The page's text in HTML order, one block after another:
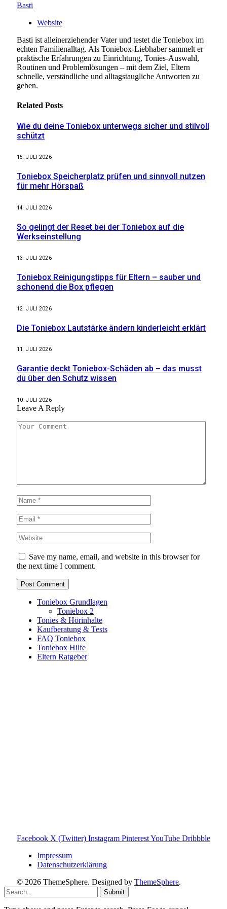
Basti
Website
Basti ist alleinerziehender Vater und testet die Toniebox im
echten Familienalltag. Als Toniebox-Liebhaber sammelt er
praktische Erfahrungen zu Einrichtung, Tonies-Auswahl,
Routinen und Problemlösungen – mit dem Ziel, Eltern
schnelle, verständliche und alltagstaugliche Antworten zu
geben.
Related Posts
Wie du deine Toniebox unterwegs sicher und stilvoll
schützt
15. JULI 2026
Toniebox Speicherplatz prüfen und sinnvoll nutzen
für mehr Hörspaß
14. JULI 2026
So gelingt der Reset bei der Toniebox auf die
Werkseinstellung
13. JULI 2026
Toniebox Reinigungstipps für Eltern – sauber und
schonend die Box pflegen
12. JULI 2026
Die Toniebox Lautstärke ändern kinderleicht erklärt
11. JULI 2026
Garantie deckt Toniebox-Schäden ab – das musst
du über den Schutz wissen
10. JULI 2026
Leave A Reply
Save my name, email, and website in this browser for
the next time I comment.
Toniebox Grundlagen
Toniebox 2
Tonies & Hörinhalte
Kaufberatung & Tests
FAQ Toniebox
Toniebox Hilfe
Eltern Ratgeber
Facebook X (Twitter) Instagram PinterestYouTube Dribbble
Impressum
Datenschutzerklärung
© 2026 ThemeSphere. Designed by ThemeSphere.
Submit